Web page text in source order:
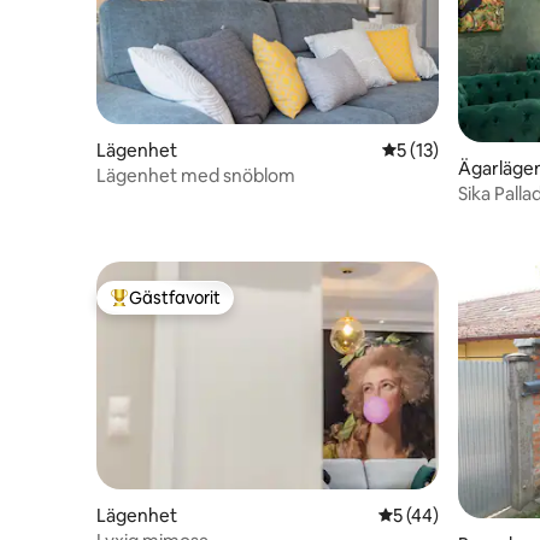
Lägenhet 5 av 5 i
5 (13)
Lägenhet med snöblom
Sika
Populär gästfavorit
Gästfavorit
Lägenhet 5 av 5 i
5 (44)